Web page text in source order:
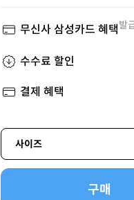
무신사 삼성카드 혜택발
수수료 할인
결제 혜택
사이즈
구매